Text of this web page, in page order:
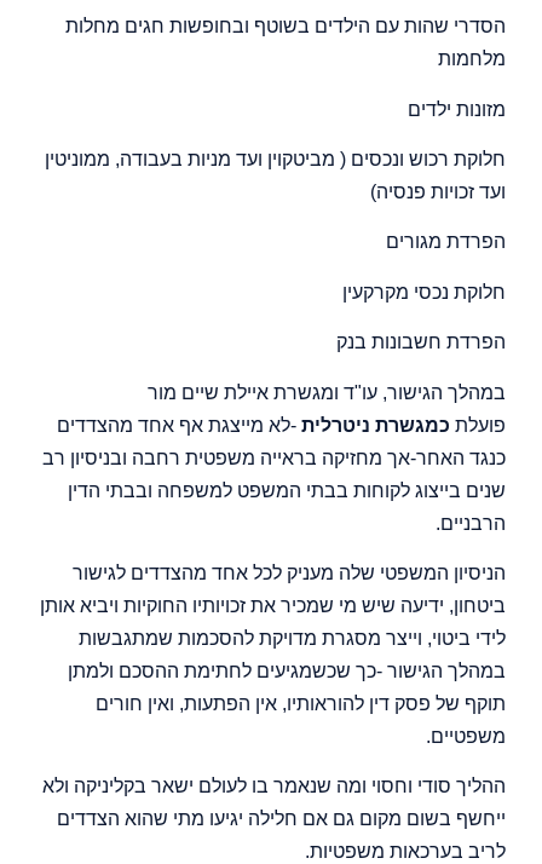
הסדרי שהות עם הילדים בשוטף ובחופשות חגים מחלות
מלחמות
מזונות ילדים
חלוקת רכוש ונכסים ( מביטקוין ועד מניות בעבודה, ממוניטין
ועד זכויות פנסיה)
הפרדת מגורים
חלוקת נכסי מקרקעין
הפרדת חשבונות בנק
במהלך הגישור, עו"ד ומגשרת איילת שיים מור
פועלת כמגשרת ניטרלית -לא מייצגת אף אחד מהצדדים
כנגד האחר-אך מחזיקה בראייה משפטית רחבה ובניסיון רב
שנים בייצוג לקוחות בבתי המשפט למשפחה ובבתי הדין
הרבניים.
הניסיון המשפטי שלה מעניק לכל אחד מהצדדים לגישור
ביטחון, ידיעה שיש מי שמכיר את זכויותיו החוקיות ויביא אותן
לידי ביטוי, וייצר מסגרת מדויקת להסכמות שמתגבשות
במהלך הגישור -כך שכשמגיעים לחתימת ההסכם ולמתן
תוקף של פסק דין להוראותיו, אין הפתעות, ואין חורים
משפטיים.
ההליך סודי וחסוי ומה שנאמר בו לעולם ישאר בקליניקה ולא
ייחשף בשום מקום גם אם חלילה יגיעו מתי שהוא הצדדים
לריב בערכאות משפטיות.